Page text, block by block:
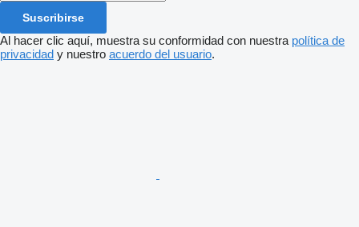
Suscribirse
Al hacer clic aquí, muestra su conformidad con nuestra política de
privacidad y nuestro acuerdo del usuario.